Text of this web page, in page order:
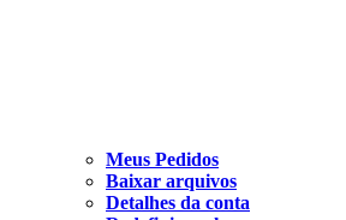
Meus Pedidos
Baixar arquivos
Detalhes da conta